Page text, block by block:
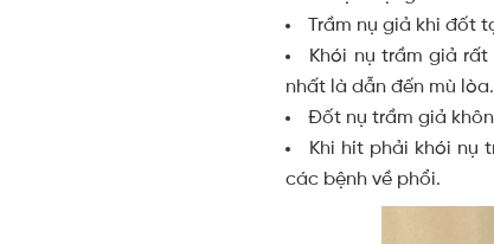
Trầm nụ giả khi đốt
Khói nụ trầm giả
nhất là dẫn đến mù lòa.
Đốt nụ trầm giả
Khi hít phải khói nụ
các bệnh về phổi.